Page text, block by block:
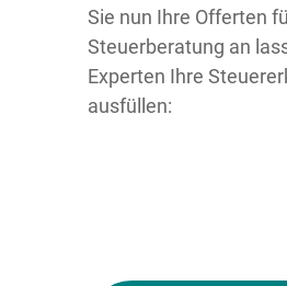
Sie nun Ihre Offerten
Steuerberatung an
Experten Ihre
ausfüllen: